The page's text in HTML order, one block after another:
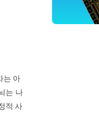
는 아
는 나
적 사